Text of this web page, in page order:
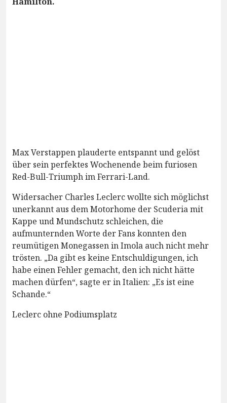
Max Verstappen plauderte entspannt und gelöst
über sein perfektes Wochenende beim furiosen
Red-Bull-Triumph im Ferrari-Land.
Widersacher Charles Leclerc wollte sich möglichst
unerkannt aus dem Motorhome der Scuderia mit
Kappe und Mundschutz schleichen, die
aufmunternden Worte der Fans konnten den
reumütigen Monegassen in Imola auch nicht mehr
trösten. „Da gibt es keine Entschuldigungen, ich
habe einen Fehler gemacht, den ich nicht hätte
machen dürfen“, sagte er in Italien: „Es ist eine
Schande.“
Leclerc ohne Podiumsplatz